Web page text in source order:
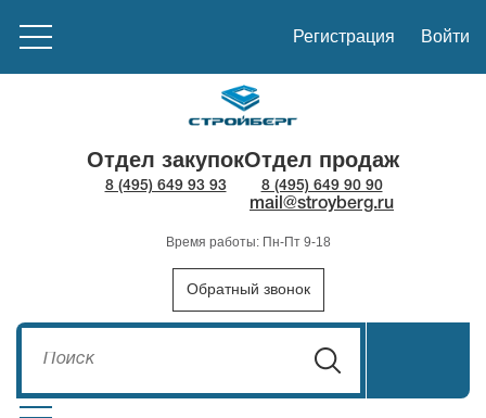
Регистрация Войти
Отдел закупок
8 (495) 649 93 93
Отдел продаж
8 (495) 649 90 90
mail@stroyberg.ru
Время работы: Пн-Пт 9-18
Обратный звонок